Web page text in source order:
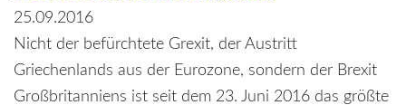
25.09.2016
Nicht der befürchtete Grexit, der Austritt
Griechenlands aus der Eurozone, sondern der Brexit
Großbritanniens ist seit dem 23. Juni 2016 das größte